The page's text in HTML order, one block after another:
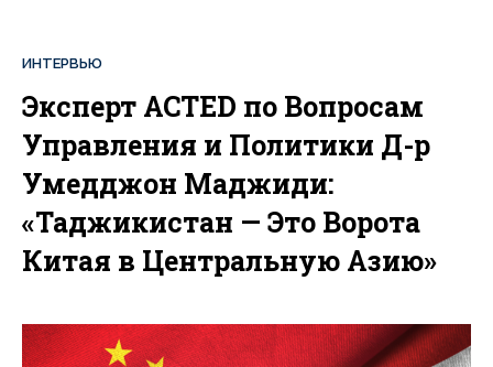
ИНТЕРВЬЮ
Эксперт ACTED по Вопросам
Управления и Политики Д-р
Умедджон Маджиди:
«Таджикистан — Это Ворота
Китая в Центральную Азию»